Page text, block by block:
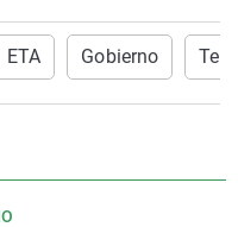
ETA Gobierno